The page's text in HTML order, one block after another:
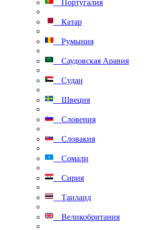
Португалия
Катар
Румыния
Саудовская Аравия
Судан
Швеция
Словения
Словакия
Сомали
Сирия
Таиланд
Великобритания